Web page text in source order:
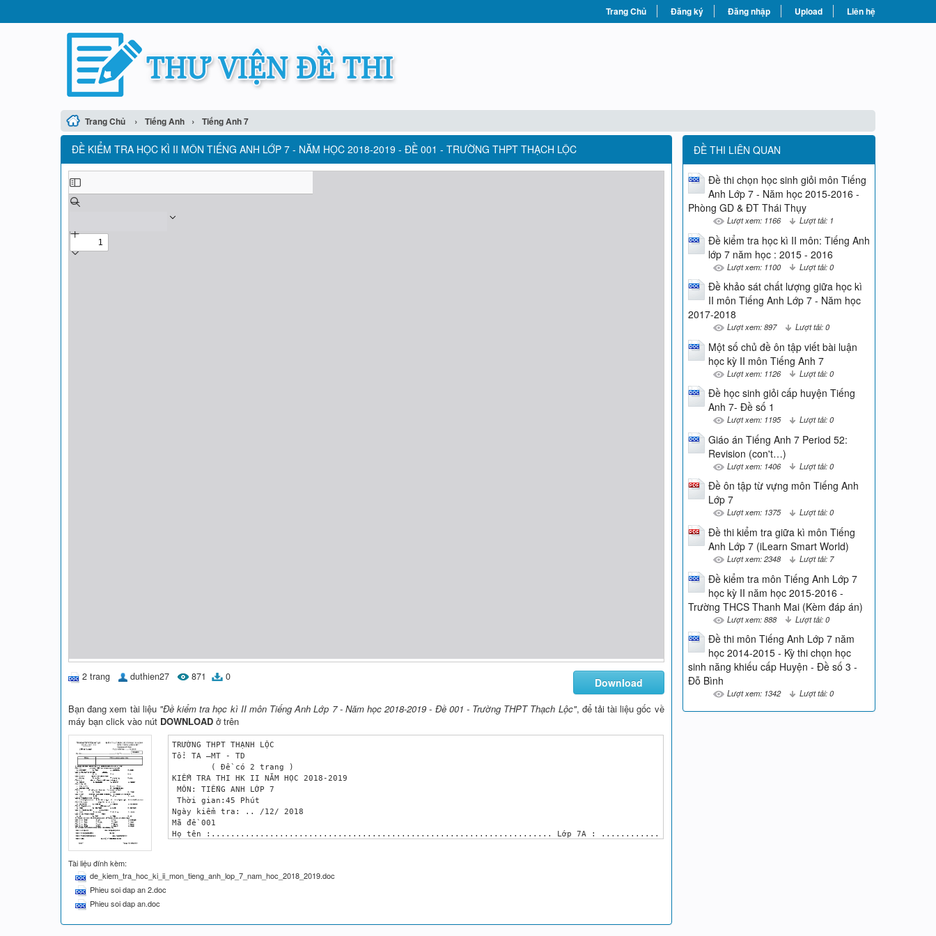
Trang Chủ Đăng ký Đăng nhập Upload Liên hệ
Trang Chủ › Tiếng Anh › Tiếng Anh 7
ĐỀ KIỂM TRA HỌC KÌ II MÔN TIẾNG ANH LỚP 7 - NĂM HỌC 2018-2019 - ĐỀ 001 - TRƯỜNG THPT THẠCH LỘC
2 trang duthien27 871 0 Download
Bạn đang xem tài liệu "Đề kiểm tra học kì II môn Tiếng Anh Lớp 7 - Năm học 2018-2019 - Đề 001 - Trường THPT Thạch Lộc", để tải tài liệu gốc về
máy bạn click vào nút DOWNLOAD ở trên
TRƯỜNG THPT THẠNH LỘC
Tổ: TA –MT - TD
KIỂM TRA THI HK II NĂM HỌC 2018-2019
MÔN: TIẾNG ANH LỚP 7
Thời gian:45 Phút
Ngày kiểm tra: .. /12/ 2018
Mã đề 001
Họ tên :...................................................................... Lớp 7A : ...............
Câu 1: In................, we study different countries and our people.
Câu 3: Let’s................ soccer with Mai’s chool.
Tài liệu đính kèm:
de_kiem_tra_hoc_ki_ii_mon_tieng_anh_lop_7_nam_hoc_2018_2019.doc
Phieu soi dap an 2.doc
Phieu soi dap an.doc
ĐỀ THI LIÊN QUAN
Đề thi chọn học sinh giỏi môn Tiếng
Anh Lớp 7 - Năm học 2015-2016 -
Phòng GD & ĐT Thái Thụy
Lượt xem: 1166 Lượt tải: 1
Đề kiểm tra học kì II môn: Tiếng Anh
lớp 7 năm học : 2015 - 2016
Lượt xem: 1100 Lượt tải: 0
Đề khảo sát chất lượng giữa học kì
II môn Tiếng Anh Lớp 7 - Năm học
2017-2018
Lượt xem: 897 Lượt tải: 0
Một số chủ đề ôn tập viết bài luận
học kỳ II môn Tiếng Anh 7
Lượt xem: 1126 Lượt tải: 0
Đề học sinh giỏi cấp huyện Tiếng
Anh 7- Đề số 1
Lượt xem: 1195 Lượt tải: 0
Giáo án Tiếng Anh 7 Period 52:
Revision (con't…)
Lượt xem: 1406 Lượt tải: 0
Đề ôn tập từ vựng môn Tiếng Anh
Lớp 7
Lượt xem: 1375 Lượt tải: 0
Đề thi kiểm tra giữa kì môn Tiếng
Anh Lớp 7 (iLearn Smart World)
Lượt xem: 2348 Lượt tải: 7
Đề kiểm tra môn Tiếng Anh Lớp 7
học kỳ II năm học 2015-2016 -
Trường THCS Thanh Mai (Kèm đáp án)
Lượt xem: 888 Lượt tải: 0
Đề thi môn Tiếng Anh Lớp 7 năm
học 2014-2015 - Kỳ thi chọn học
sinh năng khiếu cấp Huyện - Đề số 3 -
Đỗ Bình
Lượt xem: 1342 Lượt tải: 0